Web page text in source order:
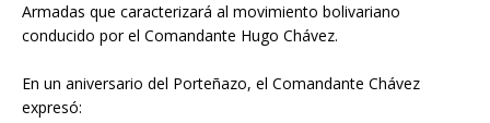
Armadas que caracterizará al movimiento bolivariano
conducido por el Comandante Hugo Chávez.
En un aniversario del Porteñazo, el Comandante Chávez
expresó: